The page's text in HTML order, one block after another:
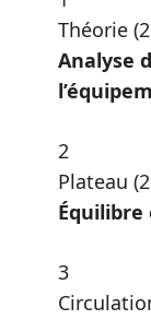
Théorie
Analyse
2
Plateau
3